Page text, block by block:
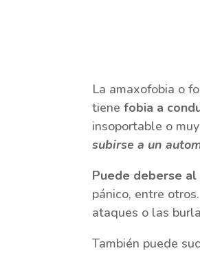
La amaxofobia o
tienefobia a
insoportable o
subirse a un
Puede deberse
pánico, entre
ataques o las
También puede